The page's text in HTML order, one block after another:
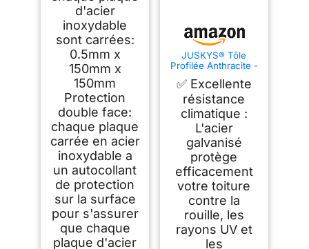
réparation gravure
poinçonnage
perçage coupe
d'acier
inoxydable
sont carrées:
0.5mm x
150mm x
150mm
Protection
double face:
chaque plaque
carrée en acier
inoxydable a
un autocollant
de protection
sur la surface
pour s'assurer
que chaque
plaque d'acier
JUSKYS® Tôle
Profilée Anthracite -
Protection UV,
Grande Capacité de
Charge, Trous Pré-
percés, Lot 14
pièces, 110x45 cm,
0,23 mm
✅ Excellente
résistance
climatique :
L'acier
galvanisé
protège
efficacement
votre toiture
contre la
rouille, les
rayons UV et
les